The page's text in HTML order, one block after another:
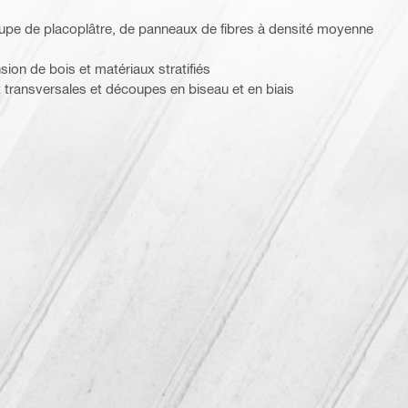
de placoplâtre, de panneaux de fibres à densité moyenne
de bois et matériaux stratifiés
et découpes en biseau et en biais